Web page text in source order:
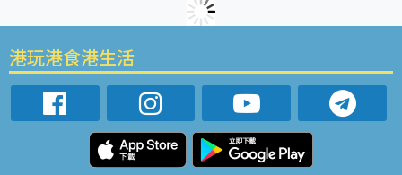
港玩港食港生活